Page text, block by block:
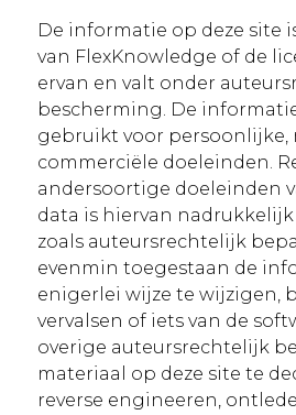
De informatie op deze site
van FlexKnowledge of de
ervan en valt onder
bescherming. De
gebruikt voor persoonlijke,
commerciële doeleinden.
andersoortige doeleinden
data is hiervan
zoals auteursrechtelijk
evenmin toegestaan de
enigerlei wijze te wijzigen,
vervalsen of iets van de
overige auteursrechtelijk
materiaal op deze site te
reverse engineeren,